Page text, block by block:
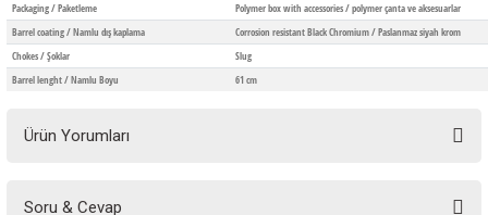
Packaging / Paketleme
Polymer box with accessories / polymer çanta ve aksesuarlar
Barrel coating / Namlu dış kaplama
Corrosion resistant Black Chromium / Paslanmaz siyah krom
Chokes / Şoklar
Slug
Barrel lenght / Namlu Boyu
61 cm
Ürün Yorumları
Soru & Cevap